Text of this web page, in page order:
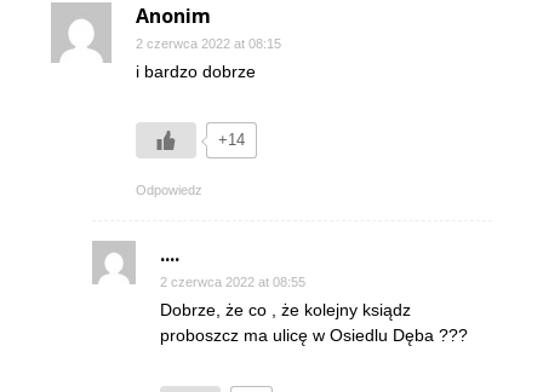
Anonim
2 czerwca 2022 at 08:15
i bardzo dobrze
+14
Odpowiedz
....
2 czerwca 2022 at 08:55
Dobrze, że co , że kolejny ksiądz
proboszcz ma ulicę w Osiedlu Dęba ???